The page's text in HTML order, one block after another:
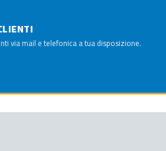
via mail e telefonica a tua disposizione.